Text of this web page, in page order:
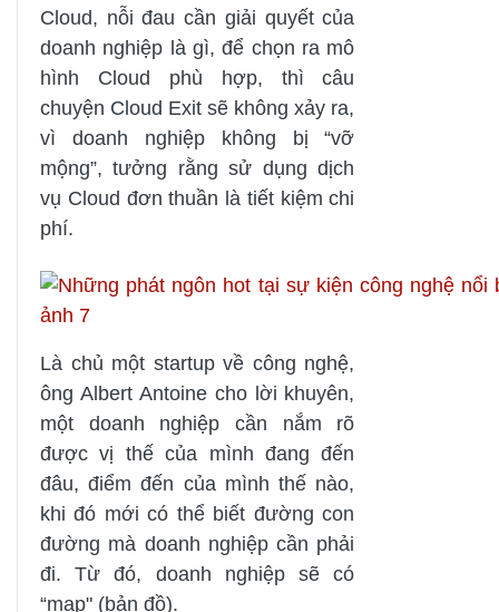
Cloud, nỗi đau cần giải quyết của
doanh nghiệp là gì, để chọn ra mô
hình Cloud phù hợp, thì câu
chuyện Cloud Exit sẽ không xảy ra,
vì doanh nghiệp không bị “vỡ
mộng”, tưởng rằng sử dụng dịch
vụ Cloud đơn thuần là tiết kiệm chi
phí.
Là chủ một startup về công nghệ,
ông Albert Antoine cho lời khuyên,
một doanh nghiệp cần nắm rõ
được vị thế của mình đang đến
đâu, điểm đến của mình thế nào,
khi đó mới có thể biết đường con
đường mà doanh nghiệp cần phải
đi. Từ đó, doanh nghiệp sẽ có
“map" (bản đồ).